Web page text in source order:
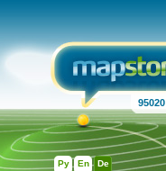
Ру En De
95020